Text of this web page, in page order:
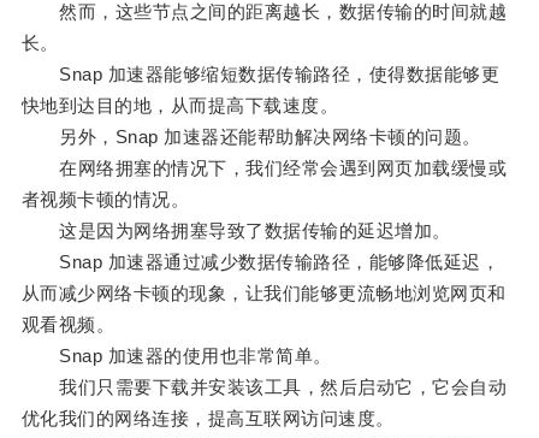
然而，这些节点之间的距离越长，数据传输的时间就越
长。
Snap 加速器能够缩短数据传输路径，使得数据能够更
快地到达目的地，从而提高下载速度。
另外，Snap 加速器还能帮助解决网络卡顿的问题。
在网络拥塞的情况下，我们经常会遇到网页加载缓慢或
者视频卡顿的情况。
这是因为网络拥塞导致了数据传输的延迟增加。
Snap 加速器通过减少数据传输路径，能够降低延迟，
从而减少网络卡顿的现象，让我们能够更流畅地浏览网页和
观看视频。
Snap 加速器的使用也非常简单。
我们只需要下载并安装该工具，然后启动它，它会自动
优化我们的网络连接，提高互联网访问速度。